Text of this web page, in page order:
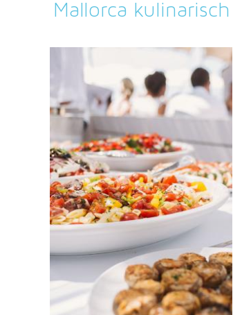
Mallorca kulinarisch